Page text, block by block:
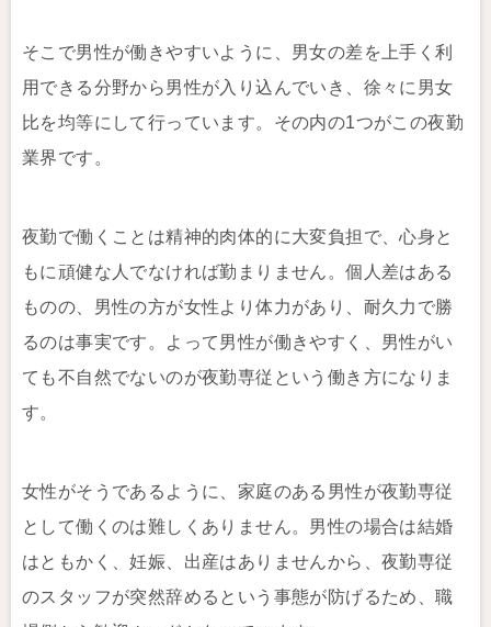
そこで男性が働きやすいように、男女の差を上手く利
用できる分野から男性が入り込んでいき、徐々に男女
比を均等にして行っています。その内の1つがこの夜勤
業界です。
夜勤で働くことは精神的肉体的に大変負担で、心身と
もに頑健な人でなければ勤まりません。個人差はある
ものの、男性の方が女性より体力があり、耐久力で勝
るのは事実です。よって男性が働きやすく、男性がい
ても不自然でないのが夜勤専従という働き方になりま
す。
女性がそうであるように、家庭のある男性が夜勤専従
として働くのは難しくありません。男性の場合は結婚
はともかく、妊娠、出産はありませんから、夜勤専従
のスタッフが突然辞めるという事態が防げるため、職